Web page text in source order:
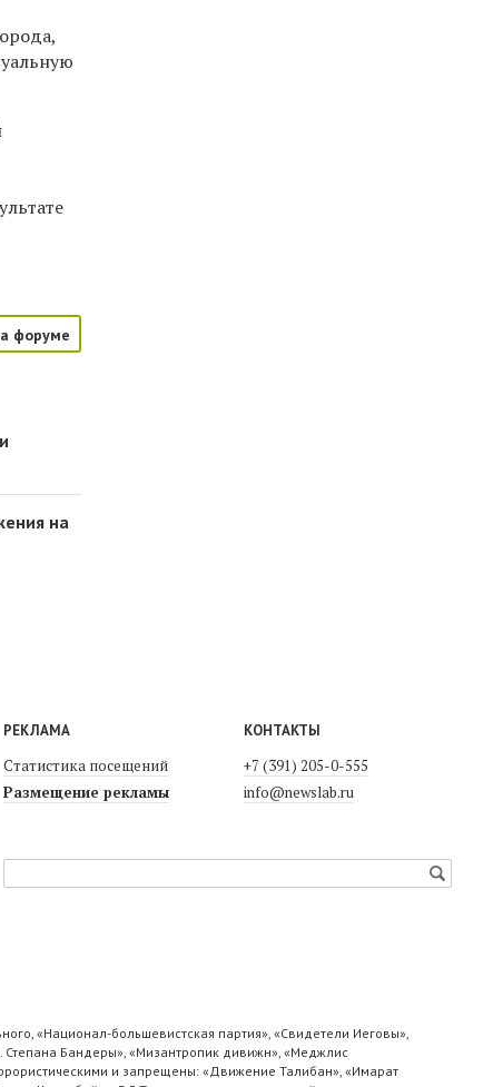
форуме
на
РЕКЛАМА
Статистика посещений
Размещение рекламы
КОНТАКТЫ
+7 (391) 205-0-555
info@newslab.ru
«Национал-большевистская партия», «Свидетели Иеговы»,
Бандеры», «Мизантропик дивижн», «Меджлис
и запрещены: «Движение Талибан», «Имарат